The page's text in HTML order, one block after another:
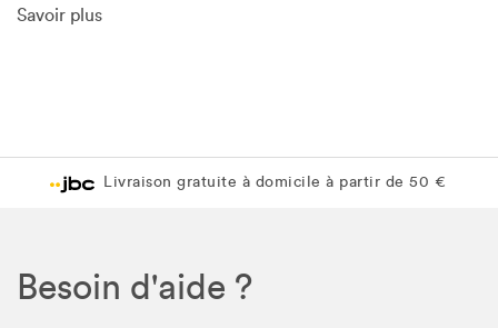
Savoir plus
Livraison gratuite à domicile à partir de 50 €
Besoin d'aide ?